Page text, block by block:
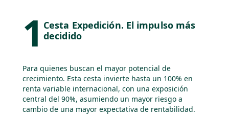
1 Cesta Expedición. El impulso más
decidido
Para quienes buscan el mayor potencial de
crecimiento. Esta cesta invierte hasta un 100% en
renta variable internacional, con una exposición
central del 90%, asumiendo un mayor riesgo a
cambio de una mayor expectativa de rentabilidad.